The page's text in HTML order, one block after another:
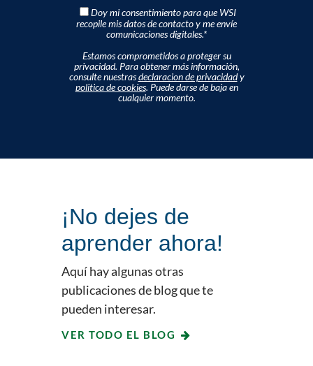
Doy mi consentimiento para que WSI
recopile mis datos de contacto y me envíe
comunicaciones digitales.*
Estamos comprometidos a proteger su
privacidad. Para obtener más información,
consulte nuestrasdeclaracion de privacidady
politica de cookies. Puede darse de baja en
cualquier momento.
¡No dejes de
aprender ahora!
Aquí hay algunas otras
publicaciones de blog que te
pueden interesar.
VER TODO EL BLOG